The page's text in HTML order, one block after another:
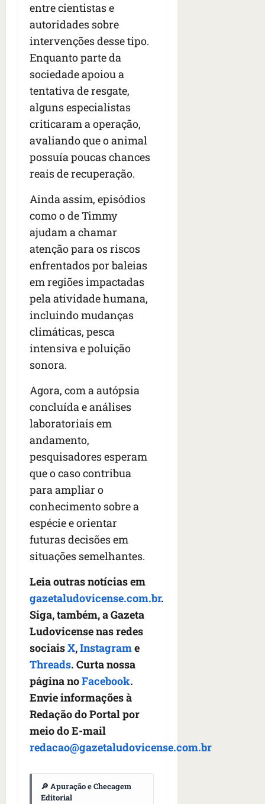
entre cientistas e
autoridades sobre
intervenções desse tipo.
Enquanto parte da
sociedade apoiou a
tentativa de resgate,
alguns especialistas
criticaram a operação,
avaliando que o animal
possuía poucas chances
reais de recuperação.
Ainda assim, episódios
como o de Timmy
ajudam a chamar
atenção para os riscos
enfrentados por baleias
em regiões impactadas
pela atividade humana,
incluindo mudanças
climáticas, pesca
intensiva e poluição
sonora.
Agora, com a autópsia
concluída e análises
laboratoriais em
andamento,
pesquisadores esperam
que o caso contribua
para ampliar o
conhecimento sobre a
espécie e orientar
futuras decisões em
situações semelhantes.
Leia outras notícias em
gazetaludovicense.com.br.
Siga, também, a Gazeta
Ludovicense nas redes
sociaisX,Instagrame
Threads. Curta nossa
página noFacebook.
Envie informações à
Redação do Portal por
meio do E-mail
redacao@gazetaludovicense.com.br
🔎 Apuração e Checagem
Editorial